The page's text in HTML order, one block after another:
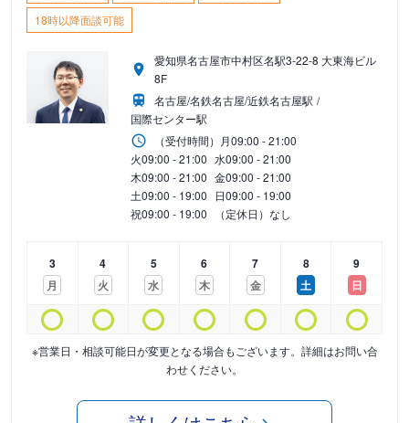
18時以降面談可能
愛知県名古屋市中村区名駅3-22-8 大東海ビル
8F
名古屋/名鉄名古屋/近鉄名古屋駅
国際センター駅
（受付時間） 月09:00 - 21:00
火09:00 - 21:00 水09:00 - 21:00
木09:00 - 21:00 金09:00 - 21:00
土09:00 - 19:00 日09:00 - 19:00
祝09:00 - 19:00 （定休日）なし
3
月
4
火
5
水
6
木
7
金
8
土
9
日
※営業日・相談可能日が変更となる場合もございます。詳細はお問い合
わせください。